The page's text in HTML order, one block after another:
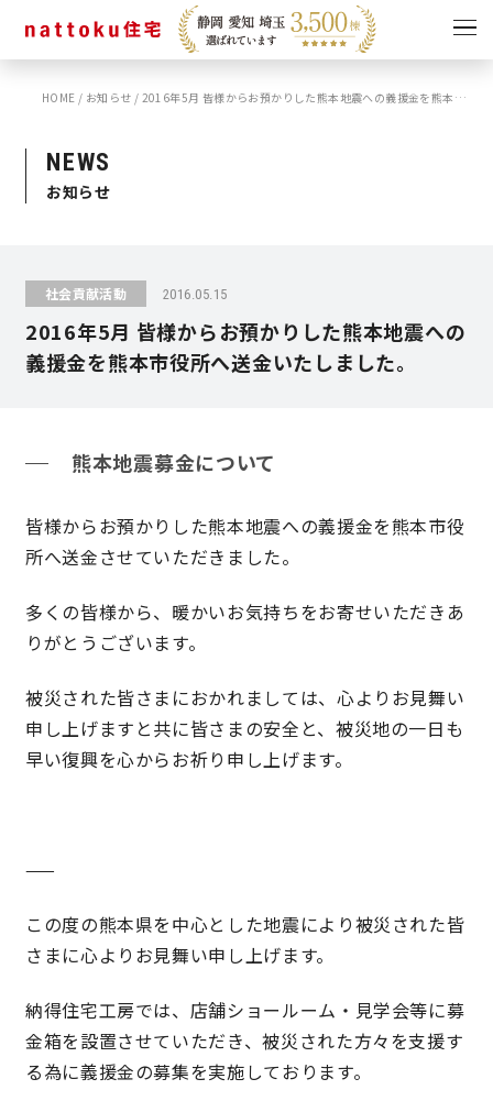
イベント
ショールーム
スタッフブログ
営業時間／10:00～20:00 定休日／年末年始
OWNER’S SITE オーナーズサイト
nattoku住宅 10のこだわり
理想の暮らしを引き出すデザイン力
HOME / お知らせ / 2016年5月 皆様からお預かりした熊本地震への義援金を熊本市役所へ送金いたしました。
NEWS
お知らせ
社会貢献活動 2016.05.15
2016年5月 皆様からお預かりした熊本地震への
義援金を熊本市役所へ送金いたしました。
熊本地震募金について
皆様からお預かりした熊本地震への義援金を熊本市役
所へ送金させていただきました。
多くの皆様から、暖かいお気持ちをお寄せいただきあ
りがとうございます。
被災された皆さまにおかれましては、心よりお見舞い
申し上げますと共に皆さまの安全と、被災地の一日も
早い復興を心からお祈り申し上げます。
——
この度の熊本県を中心とした地震により被災された皆
さまに心よりお見舞い申し上げます。
納得住宅工房では、店舗ショールーム・見学会等に募
金箱を設置させていただき、被災された方々を支援す
る為に義援金の募集を実施しております。